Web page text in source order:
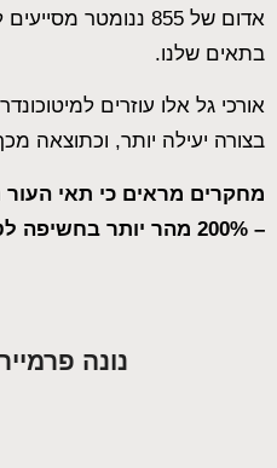
אדום של 855 ננומטר
בתאים שלנו.
אורכי גל אלו עוזרים
בצורה יעילה יותר, וכתוצאה
– 200% מהר יותר בחשיפה לטווחי אור נכונים!
נונה